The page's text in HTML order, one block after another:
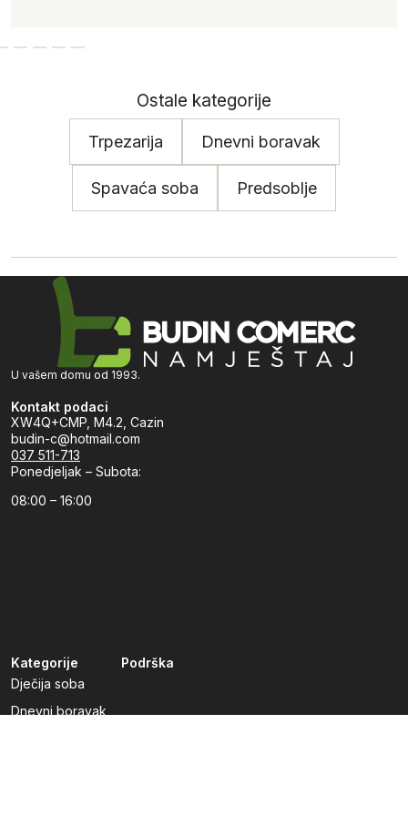
Ostale kategorije
Trpezarija Dnevni boravak
Spavaća soba Predsoblje
U vašem domu od 1993.
Kontakt podaci
XW4Q+CMP, M4.2, Cazin
budin-c@hotmail.com
037 511-713
Ponedjeljak – Subota:
08:00 – 16:00
Kategorije
Dječija soba
Dnevni boravak
Podrška